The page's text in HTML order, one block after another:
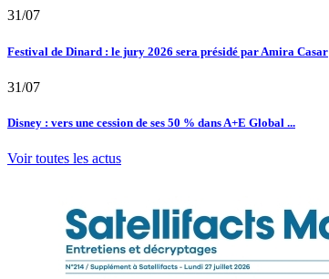
31/07
Festival de Dinard : le jury 2026 sera présidé par Amira Casar
31/07
Disney : vers une cession de ses 50 % dans A+E Global ...
Voir toutes les actus